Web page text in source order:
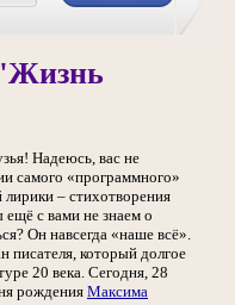
Надеюсь, вас не
самого «программного»
– стихотворения
ещё с вами не знаем о
Он навсегда «наше всё».
писателя, который долгое
20 века. Сегодня, 28
рождения Максима